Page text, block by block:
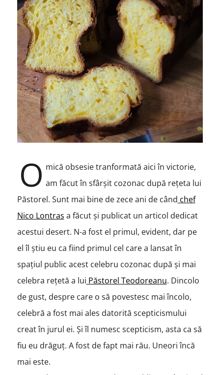
O mică obsesie tranformată aici în victorie,
am făcut în sfârșit cozonac după rețeta lui
Păstorel. Sunt mai bine de zece ani de când chef
Nico Lontras a făcut și publicat un articol dedicat
acestui desert. N-a fost el primul, evident, dar pe
el îl știu eu ca fiind primul cel care a lansat în
spațiul public acest celebru cozonac după și mai
celebra rețetă a lui Păstorel Teodoreanu. Dincolo
de gust, despre care o să povestesc mai încolo,
celebră a fost mai ales datorită scepticismului
creat în jurul ei. Și îl numesc scepticism, asta ca să
fiu eu drăguț. A fost de fapt mai rău. Uneori încă
mai este.